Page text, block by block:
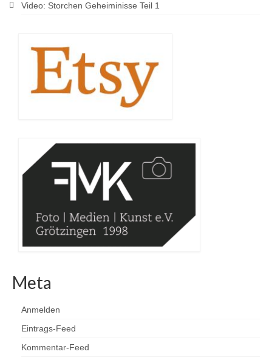
Video: Storchen Geheiminisse Teil 1
Meta
Anmelden
Eintrags-Feed
Kommentar-Feed